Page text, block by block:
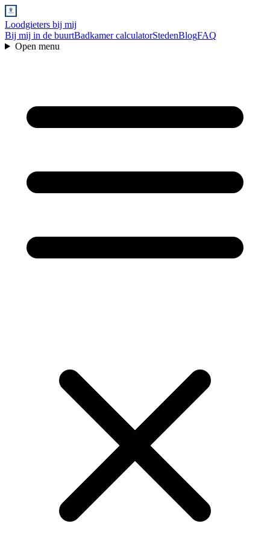
Loodgieters bij mij
Bij mij in de buurtBadkamer calculatorStedenBlogFAQ
Open menu